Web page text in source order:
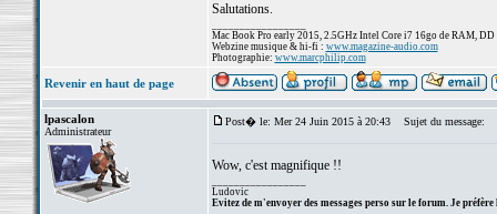
Salutations.
Mac Book Pro early 2015, 2.5GHz Intel Core i7 16go de RAM, DD
Webzine musique & hi-fi : www.magazine-audio.com
Photographie: www.marcphilip.com
Revenir en haut de page
lpascalon
Administrateur
Post� le: Mer 24 Juin 2015 à 20:43 Sujet du message:
Wow, c'est magnifique !!
Ludovic
Evitez de m'envoyer des messages perso sur le forum. Je préfère